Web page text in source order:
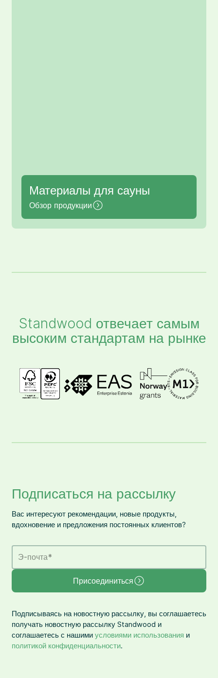
Материалы для сауны
Обзор продукции
Standwood отвечает самым
высоким стандартам на рынке
Подписаться на рассылку
Вас интересуют рекомендации, новые продукты,
вдохновение и предложения постоянных клиентов?
Э-почта*
Присоединиться
Подписываясь на новостную рассылку, вы соглашаетесь
получать новостную рассылку Standwood и
соглашаетесь с нашими условиями использования и
политикой конфиденциальности.